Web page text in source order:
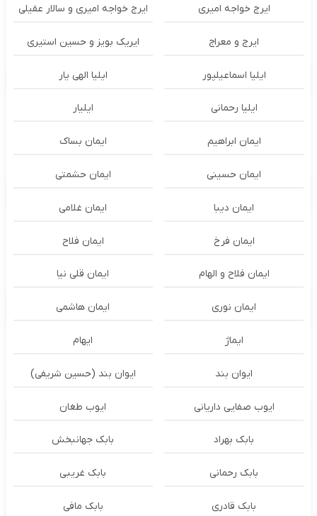
ایرج خواجه امیری ایرج خواجه امیری و سالار عقیلی
ایرج و معراج ایریک بویز و حسین استیری
ایلیا اسماعیلپور ایلیا الهی یار
ایلیا رحمانی ایلیار
ایمان ابراهیم ایمان بساک
ایمان حسینی ایمان حشمتی
ایمان دیبا ایمان غلامی
ایمان فرخ ایمان فلاح
ایمان فلاح و الهام ایمان قلی نیا
ایمان نوری ایمان هاشمی
ایماژ ایهام
ایوان بند ایوان بند (حسین شریفی)
ایوب صفایی داریانی ایوب طغان
بابک بهراد بابک جهانبخش
بابک رحمانی بابک غریبی
بابک قادری بابک مافی